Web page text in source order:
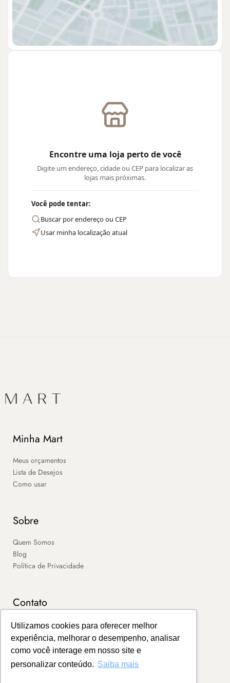
Utilizamos cookies para oferecer melhor
experiência, melhorar o desempenho, analisar
como você interage em nosso site e
personalizar conteúdo. Saiba mais
Encontre uma loja perto de você
Digite um endereço, cidade ou CEP para localizar as
lojas mais próximas.
Você pode tentar:
Buscar por endereço ou CEP
Usar minha localização atual
Minha Mart
Meus orçamentos
Lista de Desejos
Como usar
Sobre
Quem Somos
Blog
Política de Privacidade
Contato
SAC
Contato
Portal de Boletos